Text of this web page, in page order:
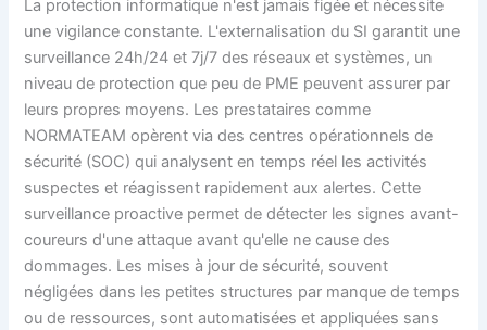
La protection informatique n'est jamais figée et nécessite
une vigilance constante. L'externalisation du SI garantit une
surveillance 24h/24 et 7j/7 des réseaux et systèmes, un
niveau de protection que peu de PME peuvent assurer par
leurs propres moyens. Les prestataires comme
NORMATEAM opèrent via des centres opérationnels de
sécurité (SOC) qui analysent en temps réel les activités
suspectes et réagissent rapidement aux alertes. Cette
surveillance proactive permet de détecter les signes avant-
coureurs d'une attaque avant qu'elle ne cause des
dommages. Les mises à jour de sécurité, souvent
négligées dans les petites structures par manque de temps
ou de ressources, sont automatisées et appliquées sans